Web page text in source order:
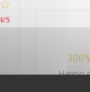
/5
Hanno